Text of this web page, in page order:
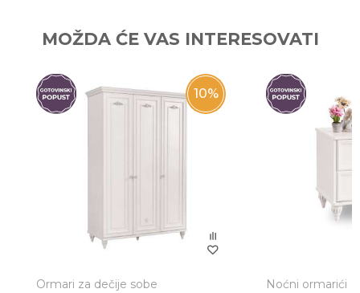
Email
MOŽDA ĆE VAS INTERESOVATI
10%
Ormari za dečije sobe
Noćni ormarići